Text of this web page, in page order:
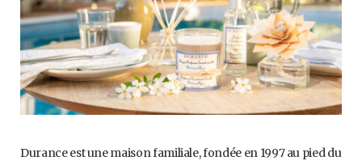
Durance est une maison familiale, fondée en 1997 au pied du